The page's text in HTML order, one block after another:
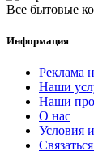
Все бытовые
Информация
Реклама
Наши
Наши
О нас
Условия